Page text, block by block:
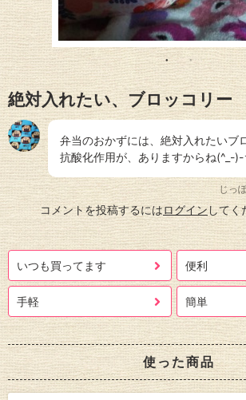
絶対入れたい、ブロッコリー
弁当のおかずには、絶対入れたいブ
抗酸化作用が、ありますからね(^_-
じっ
コメントを投稿するにはログインしてく
いつも買ってます 便利
手軽 簡単
使った商品